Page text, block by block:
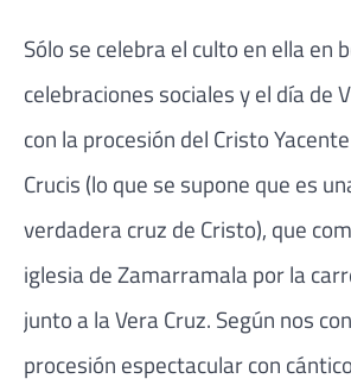
Sólo se celebra el culto en ella en
celebraciones sociales y el día de
con la procesión del Cristo
Crucis (lo que se supone que es
verdadera cruz de Cristo), que
iglesia de Zamarramala por la
junto a la Vera Cruz. Según nos
procesión espectacular con